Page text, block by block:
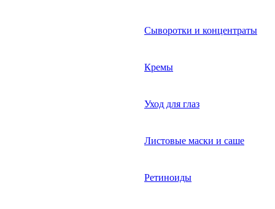
Сыворотки и концентраты
Кремы
Уход для глаз
Листовые маски и саше
Ретиноиды